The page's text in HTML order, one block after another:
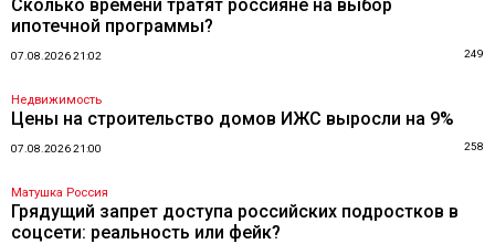
Сколько времени тратят россияне на выбор
ипотечной программы?
07.08.2026 21:02 249
Недвижимость
Цены на строительство домов ИЖС выросли на 9%
07.08.2026 21:00 258
Матушка Россия
Грядущий запрет доступа российских подростков в
соцсети: реальность или фейк?